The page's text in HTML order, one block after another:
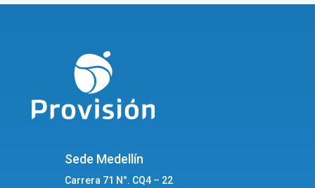
Sede Medellín
Carrera 71 N°. CQ4 – 22